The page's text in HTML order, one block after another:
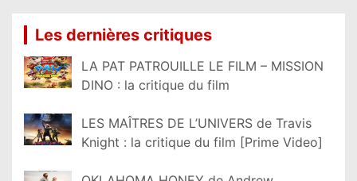
Les dernières critiques
LA PAT PATROUILLE LE FILM – MISSION
DINO : la critique du film
LES MAÎTRES DE L’UNIVERS de Travis
Knight : la critique du film [Prime Video]